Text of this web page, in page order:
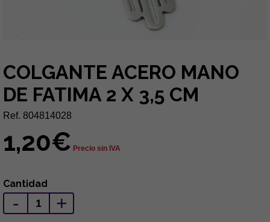
COLGANTE ACERO MANO
DE FATIMA 2 X 3,5 CM
Ref. 804814028
1,20€ Precio sin IVA
Cantidad
- +